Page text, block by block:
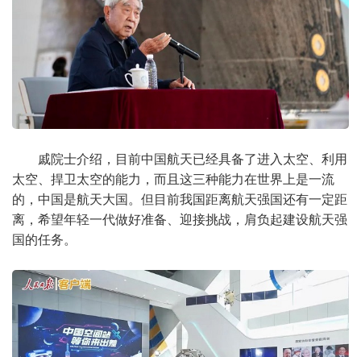
戚院士介绍，目前中国航天已经具备了进入太空、利用
太空、捍卫太空的能力，而且这三种能力在世界上是一流
的，中国是航天大国。但目前我国距离航天强国还有一定距
离，希望年轻一代做好准备、迎接挑战，肩负起建设航天强
国的任务。